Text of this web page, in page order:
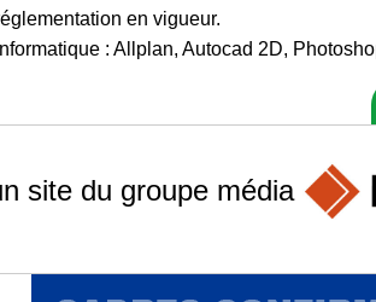
en vigueur.
Informatique : Allplan, Autocad 2D,
site du groupe média